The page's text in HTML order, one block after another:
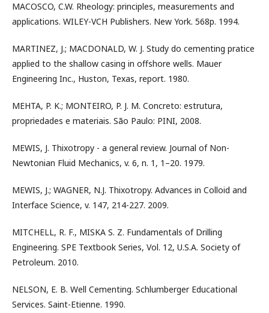
MACOSCO, C.W. Rheology: principles, measurements and
applications. WILEY-VCH Publishers. New York. 568p. 1994.
MARTINEZ, J.; MACDONALD, W. J. Study do cementing pratice
applied to the shallow casing in offshore wells. Mauer
Engineering Inc., Huston, Texas, report. 1980.
MEHTA, P. K.; MONTEIRO, P. J. M. Concreto: estrutura,
propriedades e materiais. São Paulo: PINI, 2008.
MEWIS, J. Thixotropy - a general review. Journal of Non-
Newtonian Fluid Mechanics, v. 6, n. 1, 1–20. 1979.
MEWIS, J.; WAGNER, N.J. Thixotropy. Advances in Colloid and
Interface Science, v. 147, 214-227. 2009.
MITCHELL, R. F., MISKA S. Z. Fundamentals of Drilling
Engineering. SPE Textbook Series, Vol. 12, U.S.A. Society of
Petroleum. 2010.
NELSON, E. B. Well Cementing. Schlumberger Educational
Services. Saint-Etienne. 1990.